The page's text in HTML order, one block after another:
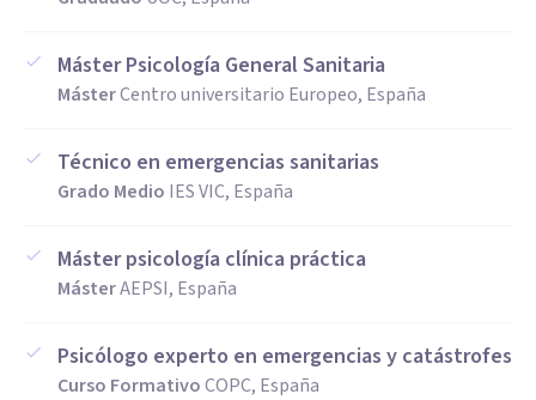
Máster Psicología General Sanitaria
MásterCentro universitario Europeo, España
Técnico en emergencias sanitarias
Grado Medio IES VIC, España
Máster psicología clínica práctica
MásterAEPSI, España
Psicólogo experto en emergencias y catástrofes
Curso FormativoCOPC, España